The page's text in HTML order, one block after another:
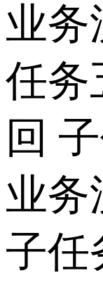
业务
任务
回
业务
子任